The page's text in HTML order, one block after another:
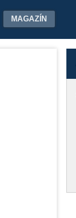
MAGAZÍN